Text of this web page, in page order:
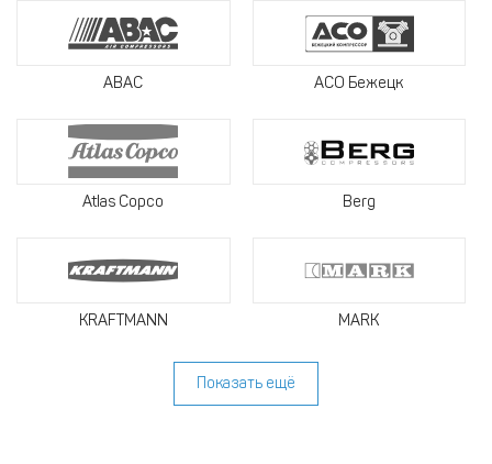
ABAC АСО Бежецк
Atlas Copco Berg
KRAFTMANN MARK
Показать ещё